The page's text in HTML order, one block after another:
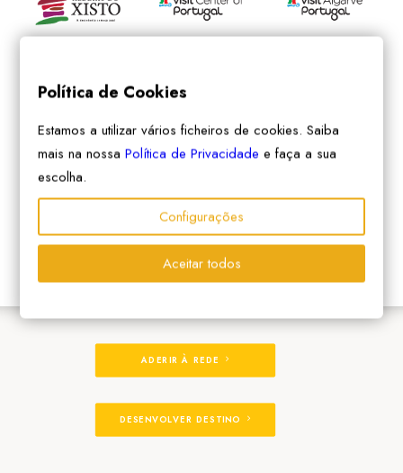
ADERIR À REDE
DESENVOLVER DESTINO
Política de Cookies
Estamos a utilizar vários ficheiros de cookies. Saiba
mais na nossaPolítica de Privacidade e faça a sua
escolha.
Configurações
Aceitar todos